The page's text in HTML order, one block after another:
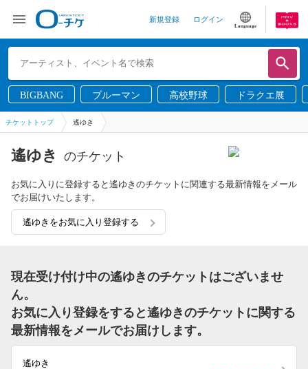
新規登録 ログイン
Language
BIGBANG ブルーマン 高校野球 ドラクエ展
チケットトップ 遙ゆき
遙ゆき のチケット
お気に入りに登録すると遙ゆきのチケットに関連する最新情報をメール
でお届けいたします。
遙ゆきをお気に入り登録する
現在受け付け中の遙ゆきのチケットはございませ
ん。
お気に入り登録をすると遙ゆきのチケットに関する
最新情報をメールでお届けします。
遙ゆき